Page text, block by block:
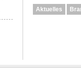
Aktuelles